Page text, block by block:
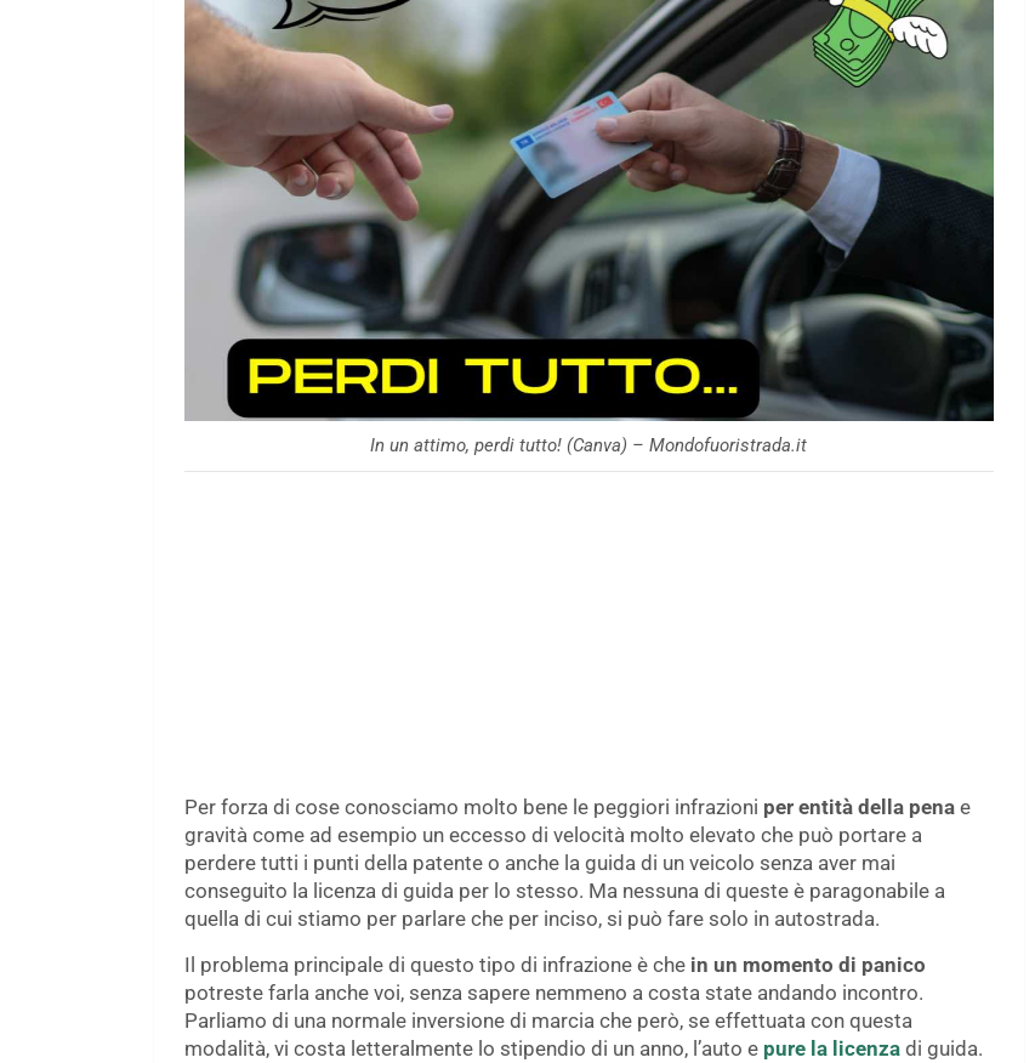
In un attimo, perdi tutto! (Canva) – Mondofuoristrada.it
Per forza di cose conosciamo molto bene le peggiori infrazioni per entità della pena e
gravità come ad esempio un eccesso di velocità molto elevato che può portare a
perdere tutti i punti della patente o anche la guida di un veicolo senza aver mai
conseguito la licenza di guida per lo stesso. Ma nessuna di queste è paragonabile a
quella di cui stiamo per parlare che per inciso, si può fare solo in autostrada.
Il problema principale di questo tipo di infrazione è che in un momento di panico
potreste farla anche voi, senza sapere nemmeno a costa state andando incontro.
Parliamo di una normale inversione di marcia che però, se effettuata con questa
modalità, vi costa letteralmente lo stipendio di un anno, l’auto e pure la licenza di guida.